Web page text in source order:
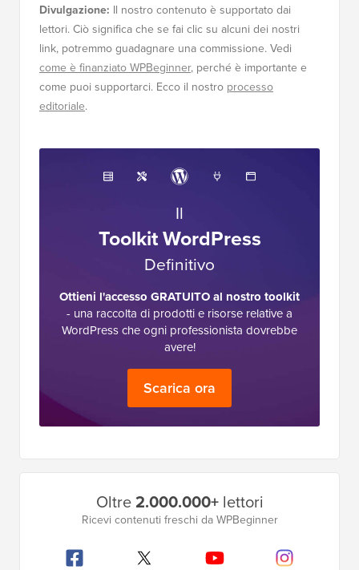
Divulgazione: Il nostro contenuto è supportato dai
lettori. Ciò significa che se fai clic su alcuni dei nostri
link, potremmo guadagnare una commissione. Vedi
come è finanziato WPBeginner, perché è importante e
come puoi supportarci. Ecco il nostro processo
editoriale.
Il
Toolkit WordPress
Definitivo
Ottieni l'accesso GRATUITO al nostro toolkit
- una raccolta di prodotti e risorse relative a
WordPress che ogni professionista dovrebbe
avere!
Scarica ora
Oltre2.000.000+lettori
Ricevi contenuti freschi da WPBeginner